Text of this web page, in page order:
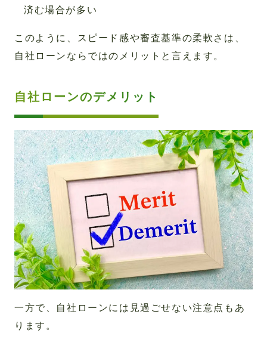
済む場合が多い
このように、スピード感や審査基準の柔軟さは、
自社ローンならではのメリットと言えます。
自社ローンのデメリット
一方で、自社ローンには見過ごせない注意点もあ
ります。